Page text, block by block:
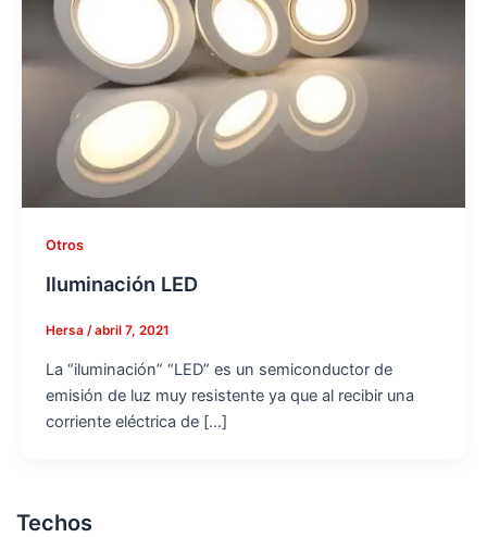
Otros
Iluminación LED
Hersa /abril 7, 2021
La “iluminación” “LED” es un semiconductor de
emisión de luz muy resistente ya que al recibir una
corriente eléctrica de […]
Techos